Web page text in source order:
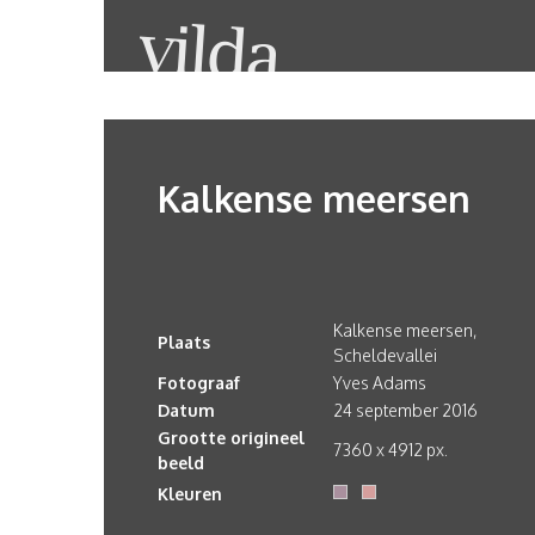
Kalkense meersen
Plaats
Kalkense meersen,
Scheldevallei
Fotograaf
Yves Adams
Datum
24 september 2016
Grootte origineel
beeld
7360 x 4912 px.
Kleuren